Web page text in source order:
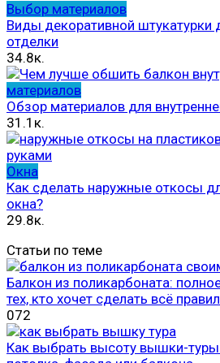
Выбор материалов
Виды декоративной штукатурки
отделки
34.8к.
материалов
Обзор материалов для
31.1к.
Окна
Как сделать наружные откосы
окна?
29.8к.
Статьи по теме
Балкон из поликарбоната:
тех, кто хочет сделать всё
072
Как выбрать высоту вышки-